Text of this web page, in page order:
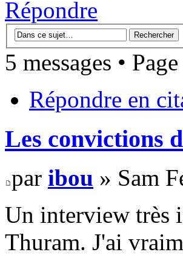
Répondre
5 messages • Page
Répondre en
Les convictions
par ibou » Sam
Un interview très
Thuram. J'ai